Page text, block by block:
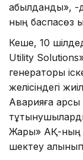
қабылданды», -
ның баспасөз
Кеше, 10
Utility
генераторы
желісіндегі
Аварияға
тұтынушыларды
Жарық» АҚ-ның
шектеу алынып